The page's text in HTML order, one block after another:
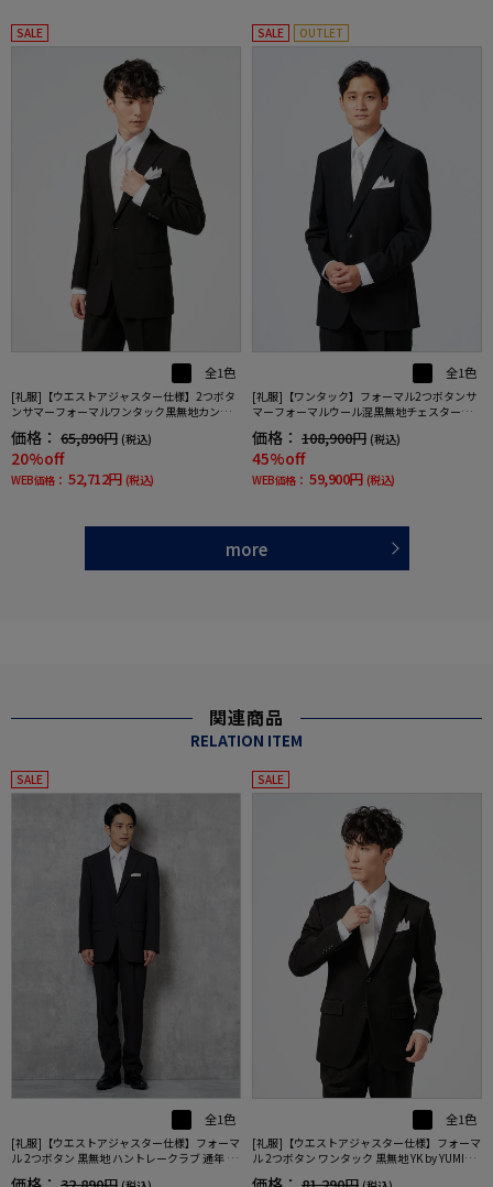
SALE
全1色
[礼服]【ウエストアジャスター仕様】2つボタ
ンサマーフォーマルワンタック黒無地カンサ
イ・ヤマモト春夏礼服【定番】
価格： 65,890円 (税込)
20%off
WEB価格： 52,712円 (税込)
SALE OUTLET
全1色
[礼服]【ワンタック】フォーマル2つボタンサ
マーフォーマルウール混黒無地チェスターバ
リー春夏礼服
価格： 108,900円 (税込)
45%off
WEB価格： 59,900円 (税込)
more
関連商品
RELATION ITEM
SALE
全1色
[礼服]【ウエストアジャスター仕様】フォーマ
ル 2つボタン 黒無地 ハントレークラブ 通年 礼
服【定番】
SALE
全1色
[礼服]【ウエストアジャスター仕様】フォーマ
ル 2つボタン ワンタック 黒無地 YK by YUMIKA
TSURA 通年 礼服【定番】